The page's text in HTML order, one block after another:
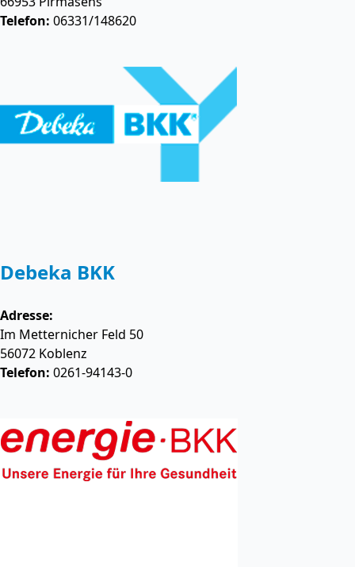
Telefon: 06331/148620
Debeka BKK
Adresse:
Im Metternicher Feld 50
56072 Koblenz
Telefon: 0261-94143-0